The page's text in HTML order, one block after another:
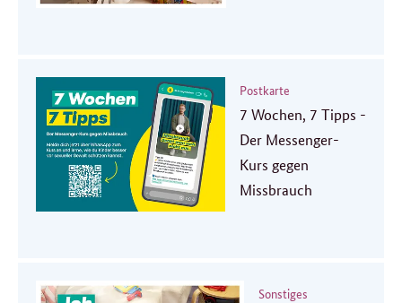
Postkarte
7 Wochen, 7 Tipps -
Der Messenger-
Kurs gegen
Missbrauch
Sonstiges